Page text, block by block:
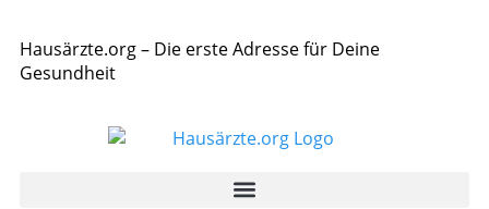
Hausärzte.org – Die erste Adresse für Deine
Gesundheit